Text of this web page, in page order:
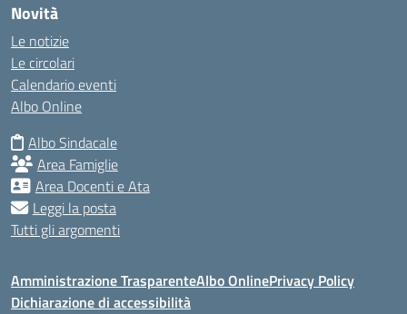
Novità
Le notizie
Le circolari
Calendario eventi
Albo Online
Albo Sindacale
Area Famiglie
Area Docenti e Ata
Leggi la posta
Tutti gli argomenti
Amministrazione TrasparenteAlbo OnlinePrivacy Policy
Dichiarazione di accessibilità